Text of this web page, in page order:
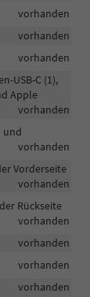
vorhanden
vorhanden
vorhanden
USB-C (1),
Apple
vorhanden
und
vorhanden
Vorderseite
vorhanden
Rückseite
vorhanden
vorhanden
vorhanden
vorhanden